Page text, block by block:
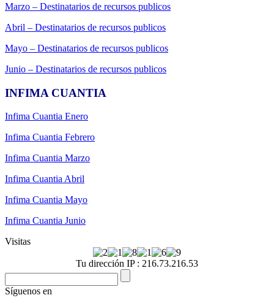
Marzo – Destinatarios de recursos publicos
Abril – Destinatarios de recursos publicos
Mayo – Destinatarios de recursos publicos
Junio – Destinatarios de recursos publicos
INFIMA CUANTIA
Infima Cuantia Enero
Infima Cuantia Febrero
Infima Cuantia Marzo
Infima Cuantia Abril
Infima Cuantia Mayo
Infima Cuantia Junio
Visitas
Tu dirección IP : 216.73.216.53
Síguenos en